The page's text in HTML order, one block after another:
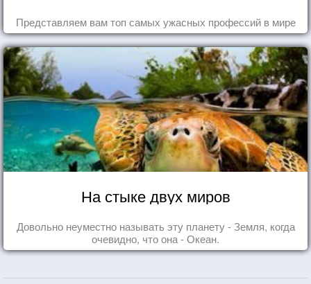
Представляем вам топ самых ужасных профессий в мире
На стыке двух миров
Довольно неуместно называть эту планету - Земля, когда
очевидно, что она - Океан.